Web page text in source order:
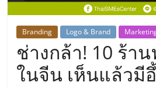
ธุรกิจ
เอ
Branding Logo & Brand
ช่างกล้า! 10 ร้า
ในจีน เห็นแล้วมี